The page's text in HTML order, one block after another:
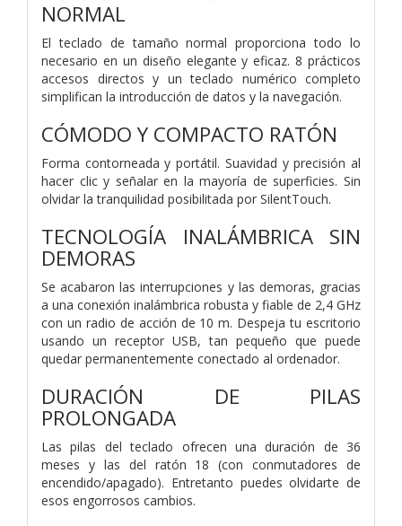
NORMAL
El teclado de tamaño normal proporciona todo lo
necesario en un diseño elegante y eficaz. 8 prácticos
accesos directos y un teclado numérico completo
simplifican la introducción de datos y la navegación.
CÓMODO Y COMPACTO RATÓN
Forma contorneada y portátil. Suavidad y precisión al
hacer clic y señalar en la mayoría de superficies. Sin
olvidar la tranquilidad posibilitada por SilentTouch.
TECNOLOGÍA INALÁMBRICA SIN
DEMORAS
Se acabaron las interrupciones y las demoras, gracias
a una conexión inalámbrica robusta y fiable de 2,4 GHz
con un radio de acción de 10 m. Despeja tu escritorio
usando un receptor USB, tan pequeño que puede
quedar permanentemente conectado al ordenador.
DURACIÓN DE PILAS
PROLONGADA
Las pilas del teclado ofrecen una duración de 36
meses y las del ratón 18 (con conmutadores de
encendido/apagado). Entretanto puedes olvidarte de
esos engorrosos cambios.